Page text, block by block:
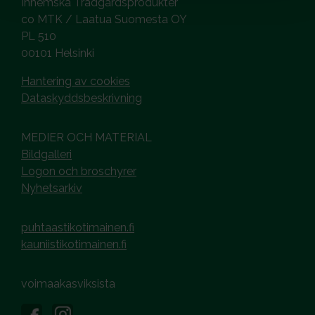
co MTK / Laatua Suomesta OY
PL 510
00101 Helsinki
Hantering av cookies
Dataskyddsbeskrivning
MEDIER OCH MATERIAL
Bildgalleri
Logon och broschyrer
Nyhetsarkiv
puhtaastikotimainen.fi
kauniistikotimainen.fi
voimaakasviksista